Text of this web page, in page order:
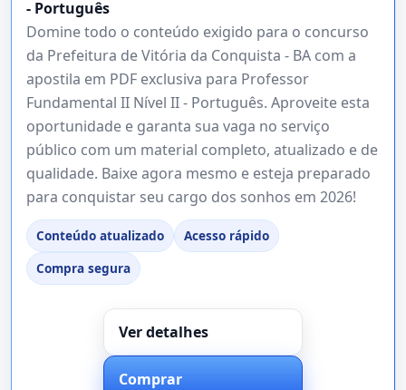
- Português
Domine todo o conteúdo exigido para o concurso
da Prefeitura de Vitória da Conquista - BA com a
apostila em PDF exclusiva para Professor
Fundamental II Nível II - Português. Aproveite esta
oportunidade e garanta sua vaga no serviço
público com um material completo, atualizado e de
qualidade. Baixe agora mesmo e esteja preparado
para conquistar seu cargo dos sonhos em 2026!
Conteúdo atualizado
Acesso rápido
Compra segura
Ver detalhes
Comprar